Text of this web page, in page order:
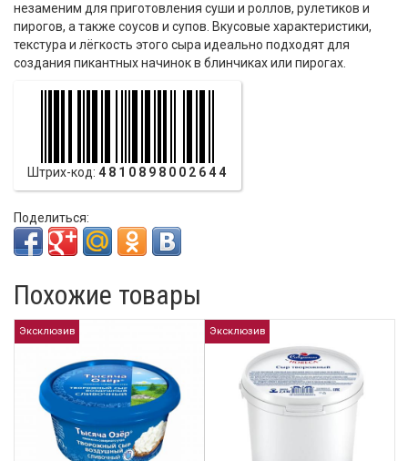
незаменим для приготовления суши и роллов, рулетиков и
пирогов, а также соусов и супов. Вкусовые характеристики,
текстура и лёгкость этого сыра идеально подходят для
создания пикантных начинок в блинчиках или пирогах.
Штрих-код: 4810898002644
Поделиться:
Похожие товары
Эксклюзив Эксклюзив